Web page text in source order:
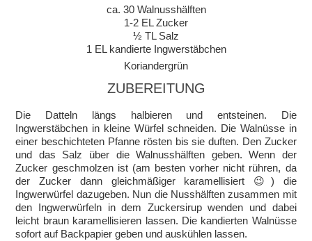
ca. 30 Walnusshälften
1-2 EL Zucker
½ TL Salz
1 EL kandierte Ingwerstäbchen
Koriandergrün
ZUBEREITUNG
Die Datteln längs halbieren und entsteinen. Die
Ingwerstäbchen in kleine Würfel schneiden. Die Walnüsse in
einer beschichteten Pfanne rösten bis sie duften. Den Zucker
und das Salz über die Walnusshälften geben. Wenn der
Zucker geschmolzen ist (am besten vorher nicht rühren, da
der Zucker dann gleichmäßiger karamellisiert 😉) die
Ingwerwürfel dazugeben. Nun die Nusshälften zusammen mit
den Ingwerwürfeln in dem Zuckersirup wenden und dabei
leicht braun karamellisieren lassen. Die kandierten Walnüsse
sofort auf Backpapier geben und auskühlen lassen.